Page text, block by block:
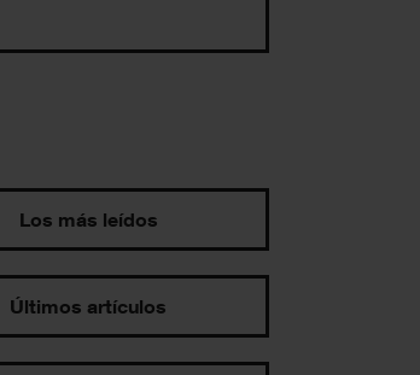
Los más leídos
Últimos artículos